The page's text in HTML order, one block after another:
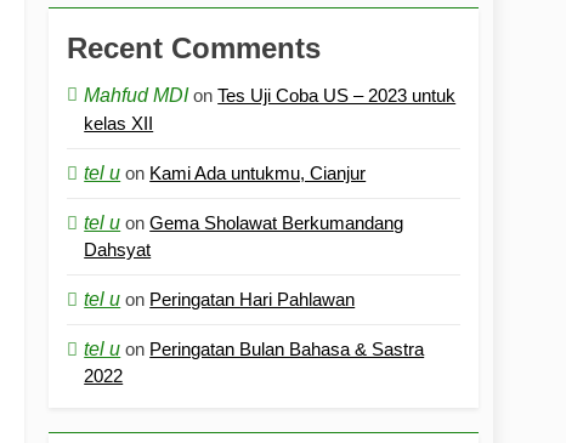
Recent Comments
Mahfud MDIonTes Uji Coba US – 2023 untuk
kelas XII
tel u on Kami Ada untukmu, Cianjur
tel u onGema Sholawat Berkumandang
Dahsyat
tel u on Peringatan Hari Pahlawan
tel u on Peringatan Bulan Bahasa & Sastra
2022